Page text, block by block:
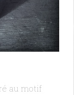
au motif